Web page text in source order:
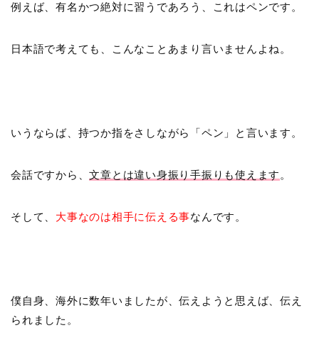
例えば、有名かつ絶対に習うであろう、これはペンです。
日本語で考えても、こんなことあまり言いませんよね。
いうならば、持つか指をさしながら「ペン」と言います。
会話ですから、文章とは違い身振り手振りも使えます 。
そして、 大事なのは相手に伝える事なんです。
僕自身、海外に数年いましたが、伝えようと思えば、伝え
られました。